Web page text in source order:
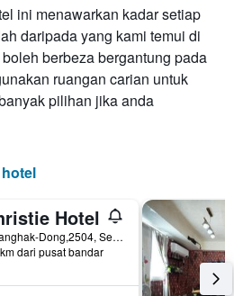
ini menawarkan kadar setiap
daripada yang kami temui di
berbeza bergantung pada
ruangan carian untuk
pilihan jika anda
Hotel
Hwanghak-Dong,2504, Seoul, Korea Selatan
dari pusat bandar